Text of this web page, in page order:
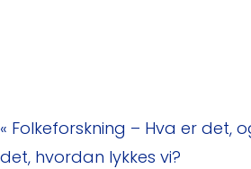
« Folkeforskning – Hva er det,
det, hvordan lykkes vi?